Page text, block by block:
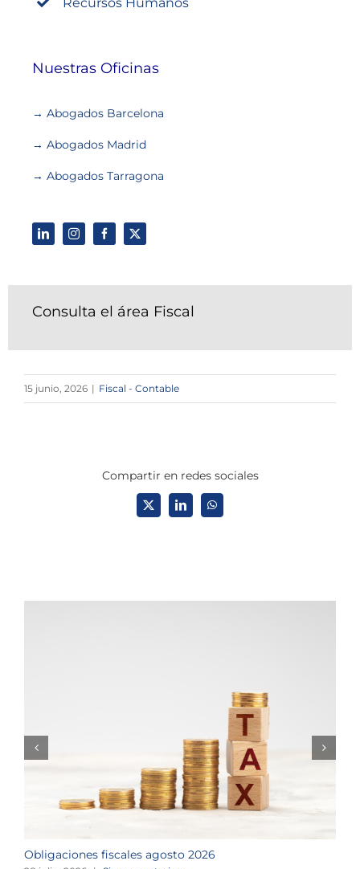
Nuestras Oficinas
→ Abogados Barcelona
→ Abogados Madrid
→ Abogados Tarragona
Consulta el área Fiscal
15 junio, 2026 | Fiscal - Contable
Compartir en redes sociales
X LinkedInWhatsApp
Obligaciones fiscales agosto 2026